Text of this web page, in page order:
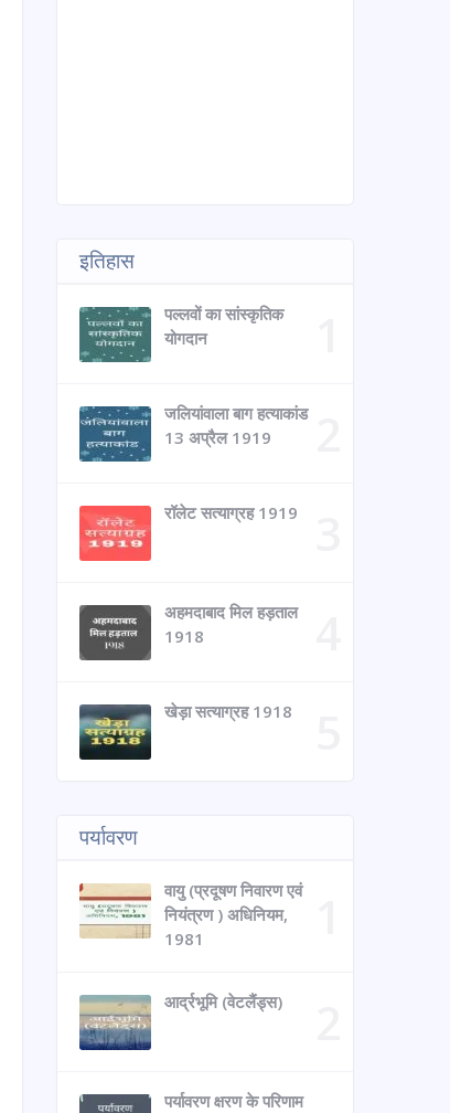
इतिहास
पल्लवों का सांस्कृतिक
योगदान
जलियांवाला बाग हत्याकांड
13 अप्रैल 1919
रॉलेट सत्याग्रह 1919
अहमदाबाद मिल हड़ताल
1918
खेड़ा सत्याग्रह 1918
पर्यावरण
वायु (प्रदूषण निवारण एवं
नियंत्रण ) अधिनियम,
1981
आर्द्रभूमि (वेटलैंड्स)
पर्यावरण क्षरण के परिणाम